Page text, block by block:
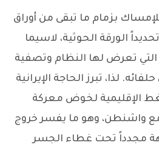
بزمام ما تبقى من أوراق
الورقة الحوثية، لاسيما
تعرض لها النظام وتصفية
لذا، تبرز الحاجة الإيرانية
الإقليمية لخوض معركة
واشنطن، وهو ما يفسر خروج
مجدداً تحت غطاء الجسر